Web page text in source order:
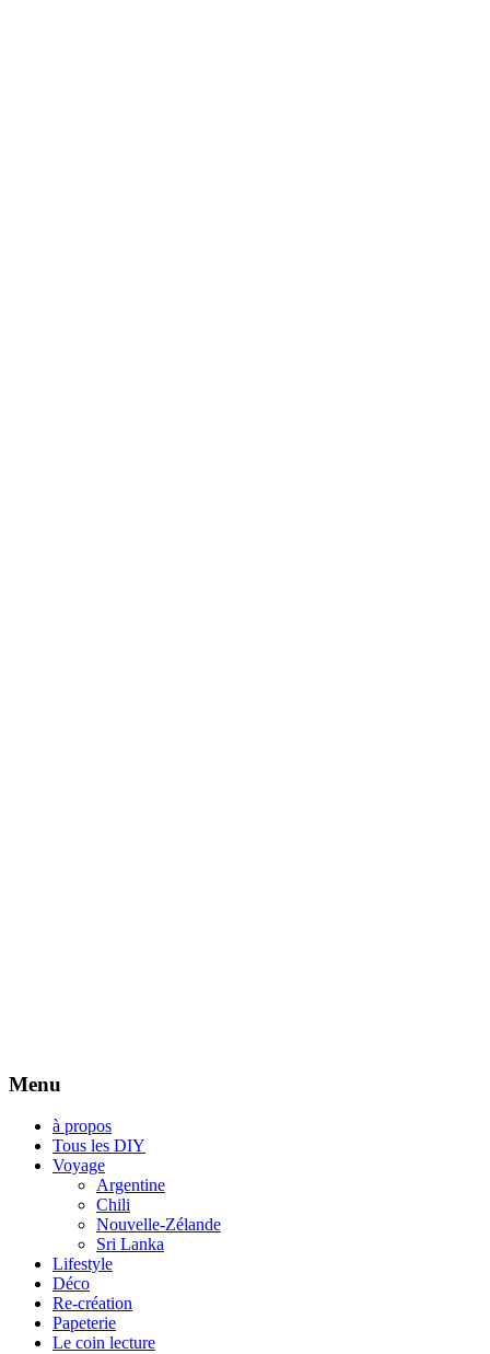
Menu
à propos
Tous les DIY
Voyage
Argentine
Chili
Nouvelle-Zélande
Sri Lanka
Lifestyle
Déco
Re-création
Papeterie
Le coin lecture